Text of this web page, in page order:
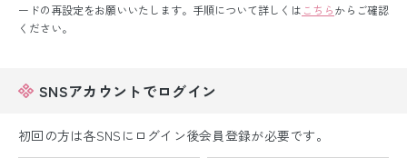
引き振袖レンタル
ードの再設定をお願いいたします。手順について詳しくは こちらからご確認
ください。
SNSアカウントでログイン
初回の方は各SNSにログイン後会員登録が必要です。